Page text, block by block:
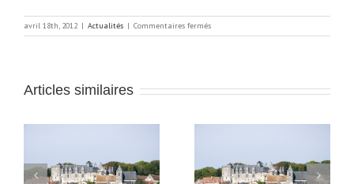
avril 18th, 2012 | Actualités | Commentaires ferméssur
Brocantes
et
Articles similaires
Au château de
De ferme en ferme